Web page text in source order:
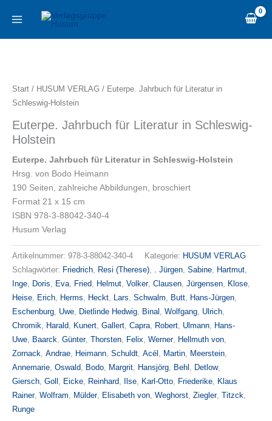
Inhalt
Start / HUSUM VERLAG / Euterpe. Jahrbuch für Literatur in
Schleswig-Holstein
Euterpe. Jahrbuch für Literatur in Schleswig-
Holstein
Euterpe. Jahrbuch für Literatur in Schleswig-Holstein
Hrsg. von Bodo Heimann
190 Seiten, zahlreiche Abbildungen, broschiert
Format 21 x 15 cm
ISBN 978-3-88042-340-4
Husum Verlag
Artikelnummer: 978-3-88042-340-4 Kategorie: HUSUM VERLAG
Schlagwörter: Friedrich, Resi (Therese), . Jürgen, Sabine, Hartmut,
Inge, Doris, Eva, Fried, Helmut, Volker, Clausen, Jürgensen, Klose,
Heise, Erich, Herms, Heckt, Lars, Schwalm, Butt, Hans-Jürgen,
Eschenburg, Uwe, Dietlinde Hedwig, Binal , Wolfgang, Ulrich,
Chromik, Harald, Kunert, Gallert, Capra, Robert, Ulmann, Hans-
Uwe, Baarck, Günter, Thorsten, Felix, Werner, Hellmuth von,
Zornack, Andrae, Heimann, Schuldt, Acél , Martin, Meerstein,
Annemarie, Oswald, Bodo, Margrit, Hansjörg, Behl , Detlow,
Giersch, Goll , Eicke, Reinhard, Ilse, Karl-Otto, Friederike, Klaus
Rainer, Wolfram, Mülder, Elisabeth von, Weghorst, Ziegler, Titzck,
Runge
für
Literatur
Schleswig-
Holstein
Menge